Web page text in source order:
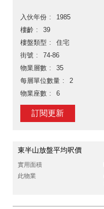
入伙年份
1985
樓齡
39
樓盤類型
住宅
街號
74-86
物業層數
35
每層單位數量
2
物業座數
6
訂閱更新
東半山放盤平均呎價
實用面積
此物業